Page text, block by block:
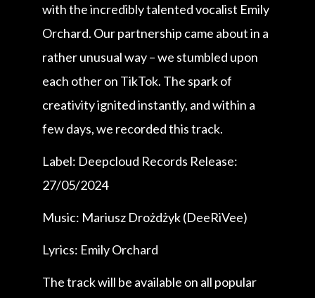
with the incredibly talented vocalist Emily
Orchard. Our partnership came about in a
rather unusual way – we stumbled upon
each other on TikTok. The spark of
creativity ignited instantly, and within a
few days, we recorded this track.
Label: Deepcloud Records Release:
27/05/2024
Music: Mariusz Drożdżyk (DeeRiVee)
Lyrics: Emily Orchard
The track will be available on all popular